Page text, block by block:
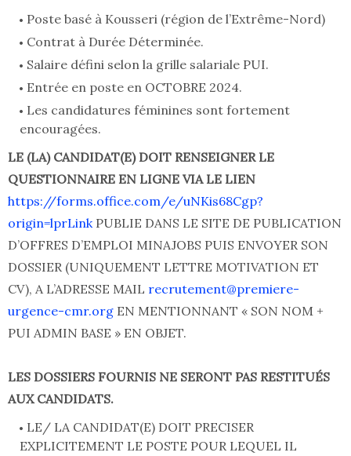
Poste basé à Kousseri (région de l’Extrême-Nord)
Contrat à Durée Déterminée.
Salaire défini selon la grille salariale PUI.
Entrée en poste en OCTOBRE 2024.
Les candidatures féminines sont fortement
encouragées.
LE (LA) CANDIDAT(E) DOIT RENSEIGNER LE
QUESTIONNAIRE EN LIGNE VIA LE LIEN
https://forms.office.com/e/uNKis68Cgp?
origin=lprLinkPUBLIE DANS LE SITE DE PUBLICATION
D’OFFRES D’EMPLOI MINAJOBS PUIS ENVOYER SON
DOSSIER (UNIQUEMENT LETTRE MOTIVATION ET
CV), A L’ADRESSE MAIL recrutement@premiere-
urgence-cmr.org EN MENTIONNANT « SON NOM +
PUI ADMIN BASE » EN OBJET.
LES DOSSIERS FOURNIS NE SERONT PAS RESTITUÉS
AUX CANDIDATS.
LE/ LA CANDIDAT(E) DOIT PRECISER
EXPLICITEMENT LE POSTE POUR LEQUEL IL